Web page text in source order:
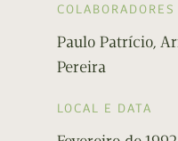
COLABORADORES
Paulo Patrício,
Pereira
LOCAL E DATA